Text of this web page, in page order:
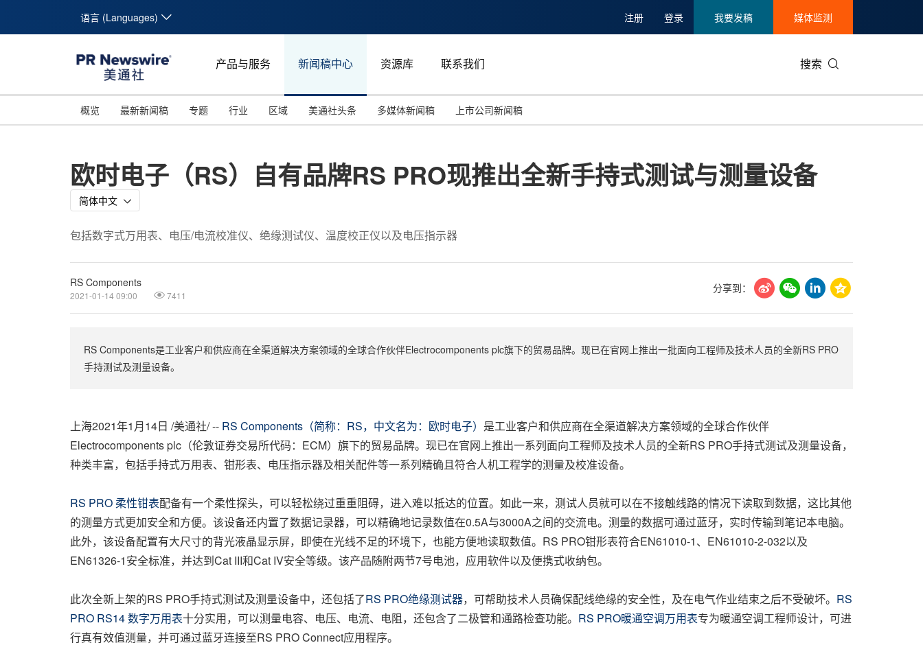
语言 (Languages) 注册 登录 我要发稿 媒体监测
产品与服务 新闻稿中心 资源库 联系我们 搜索
概览 最新新闻稿 专题
投资并购
碳中和
行业
能源化工与环保
娱乐时尚与艺术
区域
马来西亚
新加坡
美通社头条 多媒体新闻稿 上市公司新闻稿
欧时电子（RS）自有品牌RS PRO现推出全新手持式测试与测量设备
简体中文
包括数字式万用表、电压/电流校准仪、绝缘测试仪、温度校正仪以及电压指示器
RS Components
2021-01-14 09:00 7411
分享到：
RS Components是工业客户和供应商在全渠道解决方案领域的全球合作伙伴Electrocomponents plc旗下的贸易品牌。现已在官网上推出一批面向工程师及技术人员的全新RS PRO
手持测试及测量设备。
上海2021年1月14日 /美通社/ -- RS Components（简称：RS，中文名为：欧时电子） 是工业客户和供应商在全渠道解决方案领域的全球合作伙伴
Electrocomponents plc（伦敦证券交易所代码：ECM）旗下的贸易品牌。现已在官网上推出一系列面向工程师及技术人员的全新RS PRO手持式测试及测量设备，
种类丰富，包括手持式万用表、钳形表、电压指示器及相关配件等一系列精确且符合人机工程学的测量及校准设备。
RS PRO 柔性钳表配备有一个柔性探头，可以轻松绕过重重阻碍，进入难以抵达的位置。如此一来，测试人员就可以在不接触线路的情况下读取到数据，这比其他
的测量方式更加安全和方便。该设备还内置了数据记录器，可以精确地记录数值在0.5A与3000A之间的交流电。测量的数据可通过蓝牙，实时传输到笔记本电脑。
此外，该设备配置有大尺寸的背光液晶显示屏，即使在光线不足的环境下，也能方便地读取数值。RS PRO钳形表符合EN61010-1、EN61010-2-032以及
EN61326-1安全标准，并达到Cat III和Cat IV安全等级。该产品随附两节7号电池，应用软件以及便携式收纳包。
此次全新上架的RS PRO手持式测试及测量设备中，还包括了RS PRO绝缘测试器，可帮助技术人员确保配线绝缘的安全性，及在电气作业结束之后不受破坏。 RS
PRO RS14 数字万用表十分实用，可以测量电容、电压、电流、电阻，还包含了二极管和通路检查功能。 RS PRO暖通空调万用表专为暖通空调工程师设计，可进
行真有效值测量，并可通过蓝牙连接至RS PRO Connect应用程序。